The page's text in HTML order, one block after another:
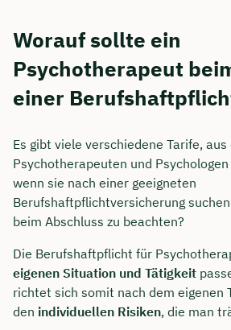
Worauf sollte ein
Psychotherapeut
einer
Es gibt viele verschiedene Tarife, aus
Psychotherapeuten und
wenn sie nach einer geeigneten
Berufshaftpflichtversicherung
beim Abschluss zu beachten?
Die Berufshaftpflicht für
eigenen Situation und Tätigkeit
richtet sich somit nach dem eigenen
den individuellen Risiken, die man